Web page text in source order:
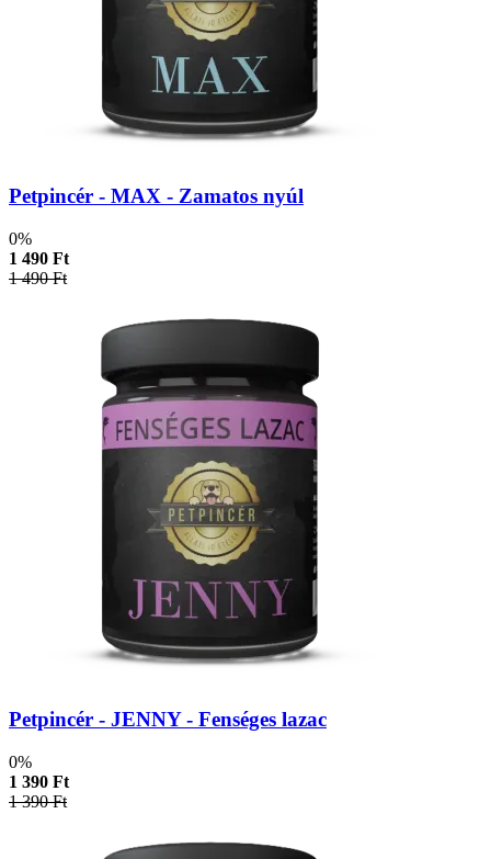
Petpincér - MAX - Zamatos nyúl
0%
1 490 Ft
1 490 Ft
Petpincér - JENNY - Fenséges lazac
0%
1 390 Ft
1 390 Ft